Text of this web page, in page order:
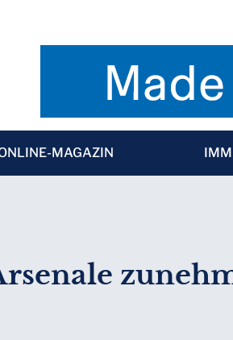
MAGAZIN